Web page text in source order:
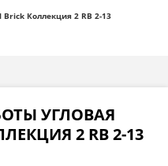
Коллекция 2 RB 2-13
УГЛОВАЯ
2 RB 2-13